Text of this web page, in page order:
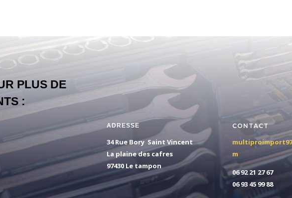
PLUS DE
:
ADRESSE
34 Rue Bory Saint Vincent
La plaine des cafres
97430 Le tampon
CONTACT
m
06 92 21 27 67
06 93 45 99 88